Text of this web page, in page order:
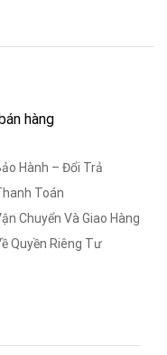
hàng
Hành – Đổi Trả
Toán
Chuyển Và Giao Hàng
Quyền Riêng Tư